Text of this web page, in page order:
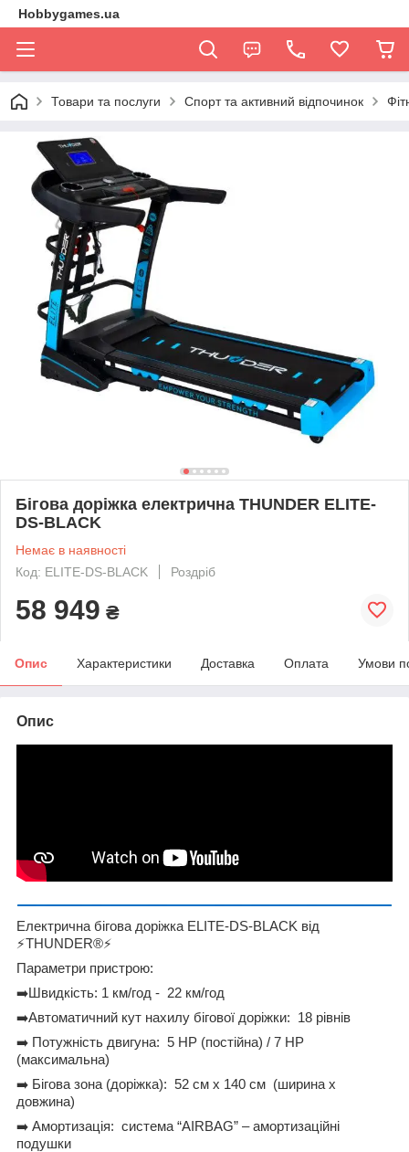
Hobbygames.ua
Товари та послуги Спорт та активний відпочинок
Бігова доріжка електрична THUNDER ELITE-
DS-BLACK
Немає в наявності
Код: ELITE-DS-BLACK
Роздріб
58 949 ₴
Опис Характеристики Доставка Оплата Умови
Опис
Електрична бігова доріжка ELITE-DS-BLACK від
⚡THUNDER®️⚡
Параметри пристрою:
➡️Швидкість: 1 км/год - 22 км/год
➡️Автоматичний кут нахилу бігової доріжки: 18 рівнів
➡ ️ Потужність двигуна: 5 HP (постійна) / 7 HP
(максимальна)
➡ ️ Бігова зона (доріжка): 52 см х 140 см (ширина х
довжина)
➡ ️ Амортизація: система “AIRBAG” – амортизаційні
подушки